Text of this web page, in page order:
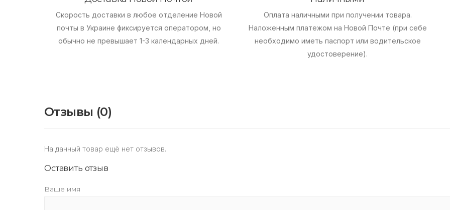
Скорость доставки в любое отделение Новой
почты в Украине фиксируется оператором, но
обычно не превышает 1-3 календарных дней.
Оплата наличными при получении товара.
Наложенным платежом на Новой Почте (при себе
необходимо иметь паспорт или водительское
удостоверение).
Отзывы (0)
На данный товар ещё нет отзывов.
Оставить отзыв
Ваше имя